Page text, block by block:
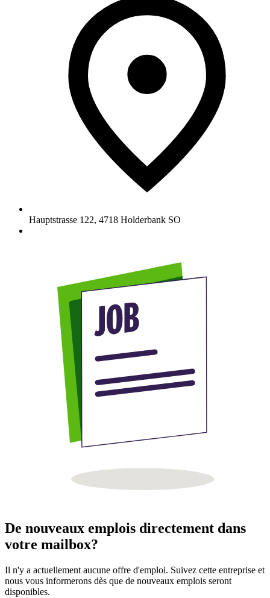
Hauptstrasse 122, 4718 Holderbank SO
De nouveaux emplois directement dans
votre mailbox?
Il n'y a actuellement aucune offre d'emploi. Suivez cette entreprise et
nous vous informerons dès que de nouveaux emplois seront
disponibles.